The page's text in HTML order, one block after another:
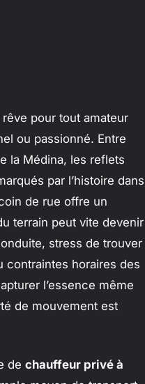
pour tout amateur
ou passionné. Entre
la Médina, les reflets
par l’histoire dans
de rue offre un
terrain peut vite devenir
stress de trouver
contraintes horaires des
l’essence même
de mouvement est
de chauffeur privé à